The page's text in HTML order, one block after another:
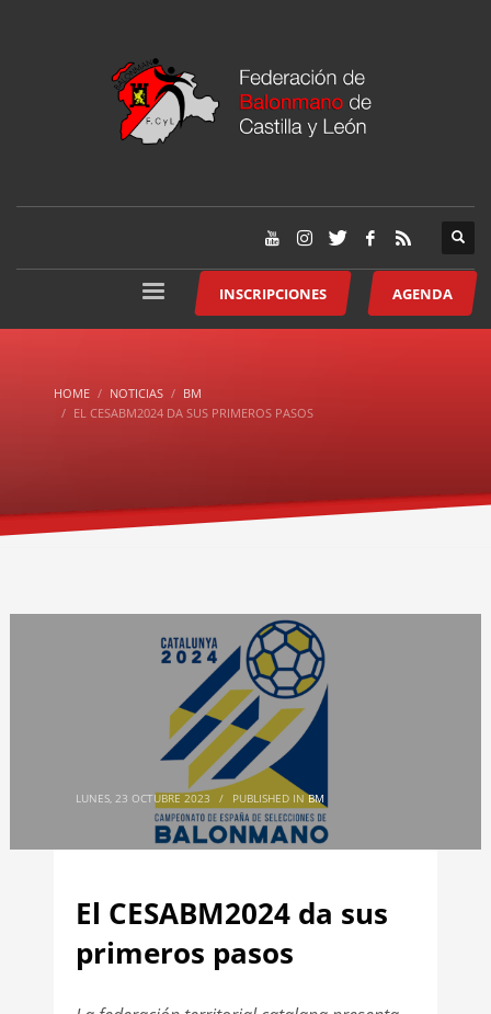
INSCRIPCIONES AGENDA
HOME NOTICIAS
BM
EL CESABM2024 DA SUS PRIMEROS PASOS
LUNES, 23 OCTUBRE 2023 / PUBLISHED INBM
El CESABM2024 da sus
primeros pasos